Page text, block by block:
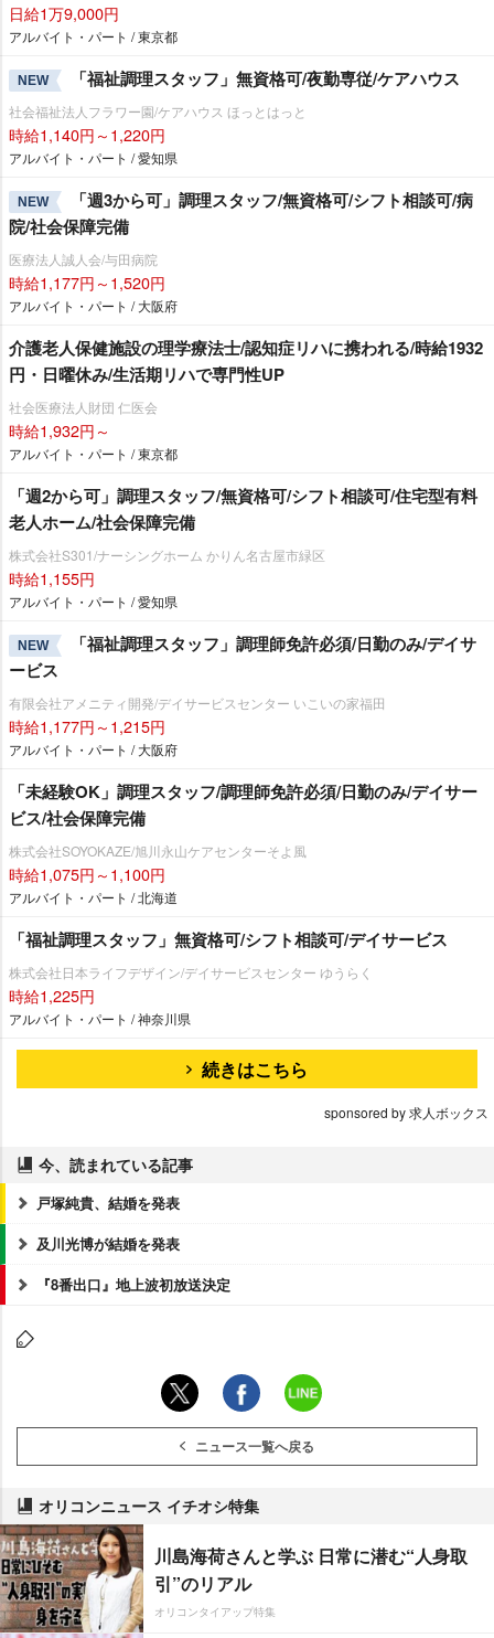
日給1万9,000円
アルバイト・パート / 東京都
NEW 「福祉調理スタッフ」無資格可/夜勤専従/ケアハウス
社会福祉法人フラワー園/ケアハウス ほっとはっと
時給1,140円～1,220円
アルバイト・パート / 愛知県
NEW
「週3から可」調理スタッフ/無資格可/シフト相談可/病
院/社会保障完備
医療法人誠人会/与田病院
時給1,177円～1,520円
アルバイト・パート / 大阪府
介護老人保健施設の理学療法士/認知症リハに携われる/時給1932
円・日曜休み/生活期リハで専門性UP
社会医療法人財団 仁医会
時給1,932円～
アルバイト・パート / 東京都
「週2から可」調理スタッフ/無資格可/シフト相談可/住宅型有料
老人ホーム/社会保障完備
株式会社S301/ナーシングホーム かりん名古屋市緑区
時給1,155円
アルバイト・パート / 愛知県
NEW
「福祉調理スタッフ」調理師免許必須/日勤のみ/デイサ
ービス
有限会社アメニティ開発/デイサービスセンター いこいの家福田
時給1,177円～1,215円
アルバイト・パート / 大阪府
「未経験OK」調理スタッフ/調理師免許必須/日勤のみ/デイサー
ビス/社会保障完備
株式会社SOYOKAZE/旭川永山ケアセンターそよ風
時給1,075円～1,100円
アルバイト・パート / 北海道
「福祉調理スタッフ」無資格可/シフト相談可/デイサービス
株式会社日本ライフデザイン/デイサービスセンター ゆうらく
時給1,225円
アルバイト・パート / 神奈川県
続きはこちら
sponsored by 求人ボックス
今、読まれている記事
戸塚純貴、結婚を発表
及川光博が結婚を発表
『8番出口』地上波初放送決定
ニュース一覧へ戻る
オリコンニュース イチオシ特集
川島海荷さんと学ぶ 日常に潜む“人身取
引”のリアル
オリコンタイアップ特集